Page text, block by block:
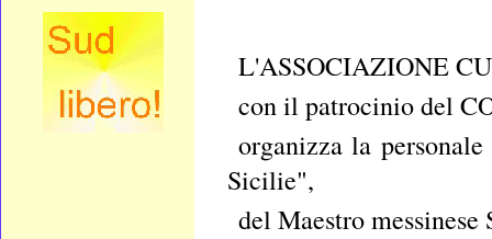
L'ASSOCIAZIONE
con il patrocinio del
organizza la
Sicilie",
del Maestro messinese